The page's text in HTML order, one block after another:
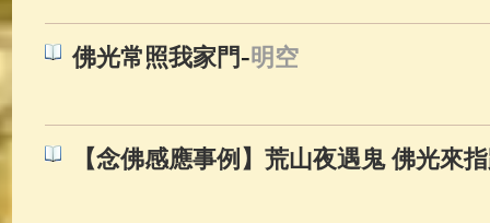
佛光常照我家門-明空
【念佛感應事例】荒山夜遇鬼 佛光來